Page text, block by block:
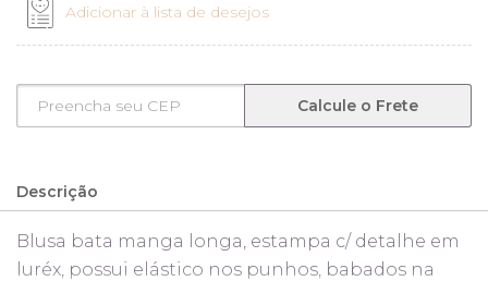
Adicionar à lista de desejos
Calcule o Frete
Descrição
Blusa bata manga longa, estampa c/ detalhe em
luréx, possui elástico nos punhos, babados na